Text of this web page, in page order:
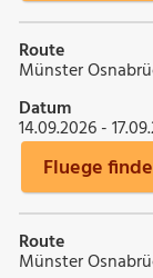
Route
Münster
Datum
14.09.2026 -
Fluege
Route
Münster